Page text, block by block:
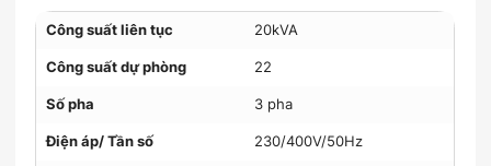
Công suất liên tục 20kVA
Công suất dự phòng 22
Số pha 3 pha
Điện áp/ Tần số 230/400V/50Hz